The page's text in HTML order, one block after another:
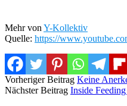
Mehr von Y-Kollektiv
Quelle: https://
Vorheriger Beitrag Keine
Nächster Beitrag Inside